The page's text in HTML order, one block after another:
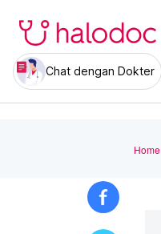
Chat dengan Dokter
Home